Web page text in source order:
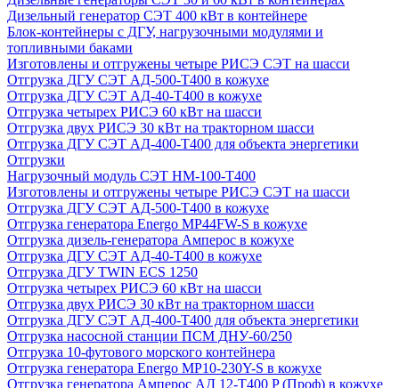
Дизельный генератор СЭТ 400 кВт в контейнере
Блок-контейнеры с ДГУ, нагрузочными модулями и
топливными баками
Изготовлены и отгружены четыре РИСЭ СЭТ на шасси
Отгрузка ДГУ СЭТ АД-500-Т400 в кожухе
Отгрузка ДГУ СЭТ АД-40-Т400 в кожухе
Отгрузка четырех РИСЭ 60 кВт на шасси
Отгрузка двух РИСЭ 30 кВт на тракторном шасси
Отгрузка ДГУ СЭТ АД-400-Т400 для объекта энергетики
Отгрузки
Нагрузочный модуль СЭТ НМ-100-Т400
Изготовлены и отгружены четыре РИСЭ СЭТ на шасси
Отгрузка ДГУ СЭТ АД-500-Т400 в кожухе
Отгрузка генератора Energo MP44FW-S в кожухе
Отгрузка дизель-генератора Амперос в кожухе
Отгрузка ДГУ СЭТ АД-40-Т400 в кожухе
Отгрузка ДГУ TWIN ECS 1250
Отгрузка четырех РИСЭ 60 кВт на шасси
Отгрузка двух РИСЭ 30 кВт на тракторном шасси
Отгрузка ДГУ СЭТ АД-400-Т400 для объекта энергетики
Отгрузка насосной станции ПСМ ДНУ-60/250
Отгрузка 10-футового морского контейнера
Отгрузка генератора Energo MP10-230Y-S в кожухе
Отгрузка генератора Амперос АД 12-Т400 P (Проф) в кожухе